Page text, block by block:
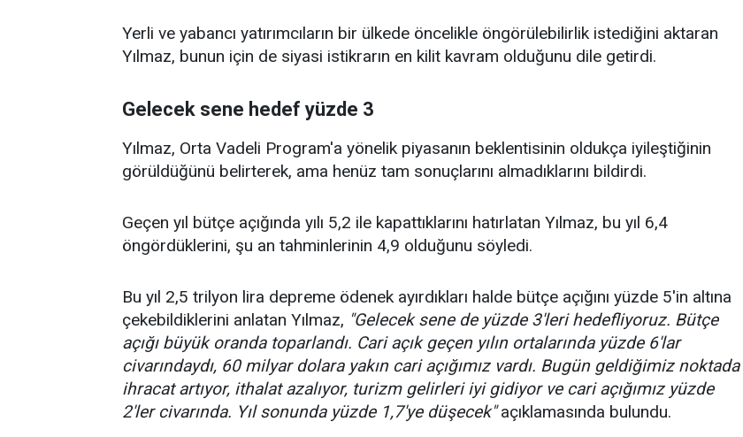
Yerli ve yabancı yatırımcıların bir ülkede öncelikle öngörülebilirlik istediğini aktaran
Yılmaz, bunun için de siyasi istikrarın en kilit kavram olduğunu dile getirdi.
Gelecek sene hedef yüzde 3
Yılmaz, Orta Vadeli Program'a yönelik piyasanın beklentisinin oldukça iyileştiğinin
görüldüğünü belirterek, ama henüz tam sonuçlarını almadıklarını bildirdi.
Geçen yıl bütçe açığında yılı 5,2 ile kapattıklarını hatırlatan Yılmaz, bu yıl 6,4
öngördüklerini, şu an tahminlerinin 4,9 olduğunu söyledi.
Bu yıl 2,5 trilyon lira depreme ödenek ayırdıkları halde bütçe açığını yüzde 5'in altına
çekebildiklerini anlatan Yılmaz, "Gelecek sene de yüzde 3'leri hedefliyoruz. Bütçe
açığı büyük oranda toparlandı. Cari açık geçen yılın ortalarında yüzde 6'lar
civarındaydı, 60 milyar dolara yakın cari açığımız vardı. Bugün geldiğimiz noktada
ihracat artıyor, ithalat azalıyor, turizm gelirleri iyi gidiyor ve cari açığımız yüzde
2'ler civarında. Yıl sonunda yüzde 1,7'ye düşecek"açıklamasında bulundu.